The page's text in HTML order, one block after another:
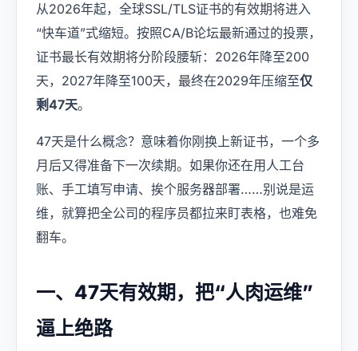
从2026年起，全球SSL/TLS证书的有效期将进入
“快车道”式缩短。按照CA/B论坛最新通过的投票，
证书最长有效期将分阶段腰斩：2026年降至200
天，2027年降至100天，最终在2029年压缩至仅
剩47天。
47天是什么概念？意味着你刚换上新证书，一个多
月后又得准备下一次续期。如果你还在用人工台
账、手工填写申请、挨个服务器部署……别说是运
维，就算把全公司的程序员都拉来盯表格，也难免
翻车。
一、47天有效期，把“人肉运维”
逼上绝路